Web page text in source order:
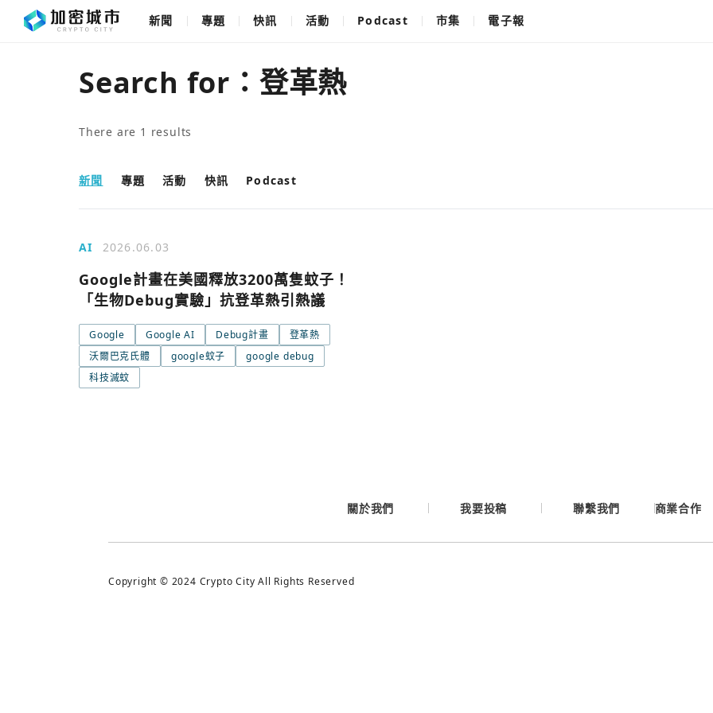
新聞 專題 快訊 活動 Podcast 市集 電子報
Search for： 登革熱
There are 1 results
新聞 專題 活動 快訊 Podcast
AI 2026.06.03
Google計畫在美國釋放3200萬隻蚊子！
「生物Debug實驗」抗登革熱引熱議
Google Google AI Debug計畫
登革熱
沃爾巴克氏體
google蚊子
google debug
科技滅蚊
繼續表示您已同意 服務
關於我們
我要投稿 聯繫我們 商業合作
Copyright © 2024 Crypto City All Rights Reserved